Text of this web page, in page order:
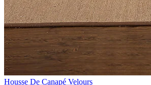
Housse De Canapé Velours